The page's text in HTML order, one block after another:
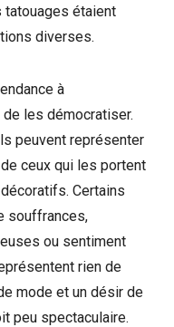
tatouages étaient
diverses.
à
les démocratiser.
peuvent représenter
ceux qui les portent
Certains
souffrances,
ou sentiment
rien de
mode et un désir de
peu spectaculaire.